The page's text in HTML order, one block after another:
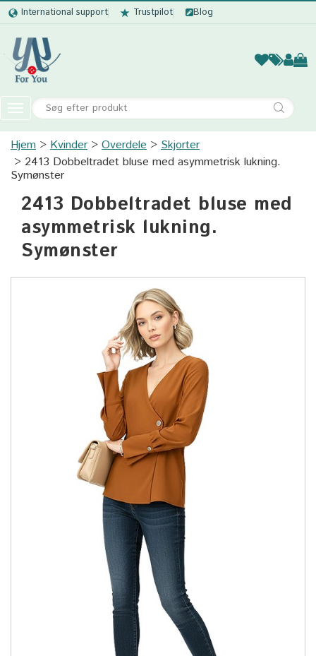
International support Trustpilot Blog
Kvinder
Toggle
navigation
Kvinder
Børn
Accessories
Hjem Kvinder Overdele
Skjorter
2413 Dobbeltradet bluse med asymmetrisk lukning.
Symønster
2413 Dobbeltradet bluse med
asymmetrisk lukning.
Symønster